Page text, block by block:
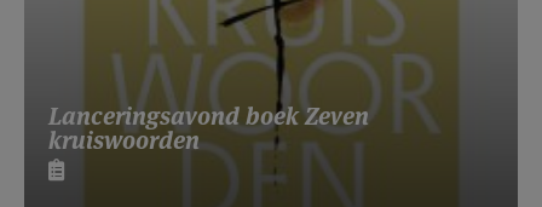
Lanceringsavond boek Zeven
kruiswoorden